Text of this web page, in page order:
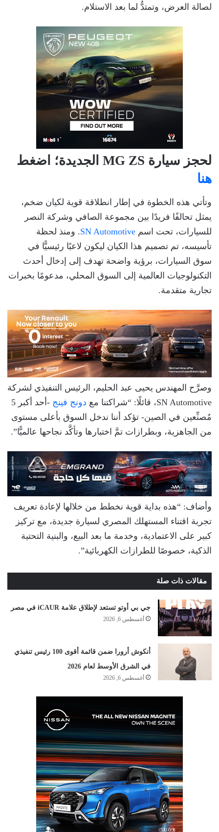
لصالة العرض، وتمتدُّ لما بعد الاستلام.
لحجز سيارة MG ZS الجديدة؛ اضغط
هنا
وتأتي هذه الخطوة في إطار انطلاقة قوية لكيان ضخم،
يمثل تحالفًا فريدًا بين مجموعة الصافي وشركة النصر
للسيارات، تحت اسم SN Automotive. ومنذ لحظة
تأسيسه، تم تصميم هذا الكيان ليكون لاعبًا رئيسيًّا في
سوق السيارات، برؤية واضحة تهدف إلى إدخال أحدث
التكنولوجيات العالمية إلى السوق المحلي، مدعومًا بخبرات
تجارية متقدمة.
وصرَّح المهندس يحيى عبد الحليم، الرئيس التنفيذي لشركة
SN Automotive، قائلًا: “شراكتنا مع
دونج فينج
-أحد أكبر 5
مُصنِّعين في الصين- تؤكد أننا ندخل السوق بأعلى مستوى
من الجاهزية، وبطرازات تمَّ اختبارها وتأكَّد نجاحها عالميًّا”.
وأضاف: “هذه بداية قوية نخطط من خلالها لإعادة تعريف
تجربة اقتناء المستهلك المصري لسيارة جديدة، مع تركيز
كبير على الاعتمادية، وخدمة ما بعد البيع، والبنية التحتية
الذكية، خصوصًا للطرازات الكهربائية”.
مقالات ذات صلة
جي بي أوتو تستعد لإطلاق علامة iCAUR في مصر
أغسطس 6, 2026
أنكوش أرورا ضمن قائمة أقوى 100 رئيس تنفيذي
في الشرق الأوسط لعام 2026
أغسطس 6, 2026